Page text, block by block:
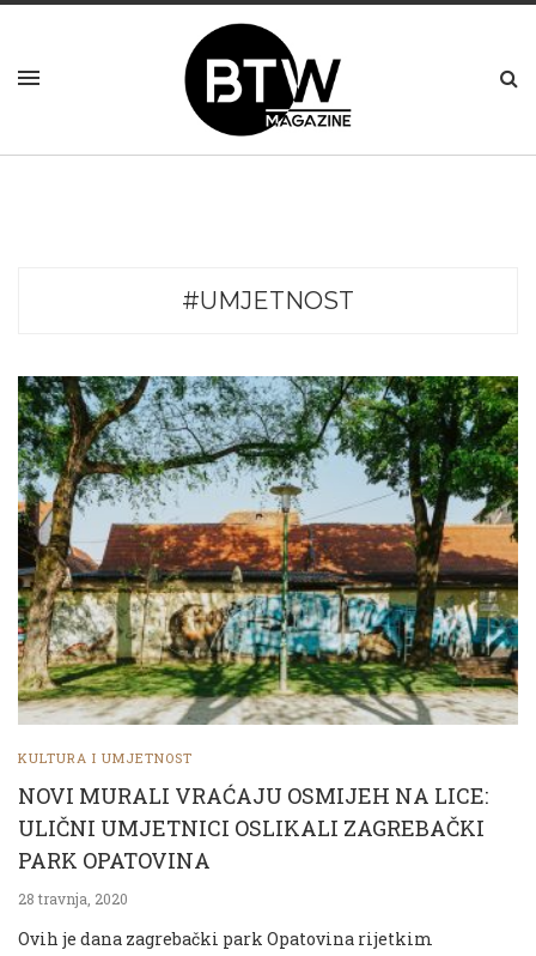
#UMJETNOST
KULTURA I UMJETNOST
NOVI MURALI VRAĆAJU OSMIJEH NA LICE:
ULIČNI UMJETNICI OSLIKALI ZAGREBAČKI
PARK OPATOVINA
28 travnja, 2020
Ovih je dana zagrebački park Opatovina rijetkim